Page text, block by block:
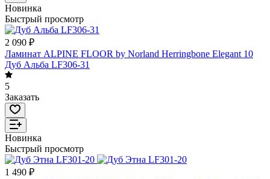
Новинка
Быстрый просмотр
2 090 ₽
Ламинат ALPINE FLOOR by Norland Herringbone Elegant 10
Дуб Альба LF306-31
5
Заказать
Новинка
Быстрый просмотр
1 490 ₽